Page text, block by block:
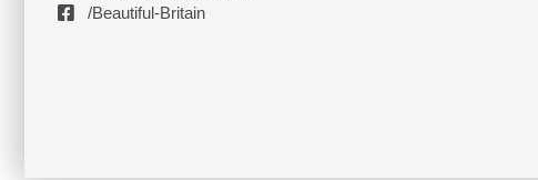
/Beautiful-Britain